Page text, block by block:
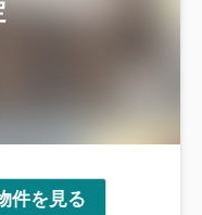
件を見る